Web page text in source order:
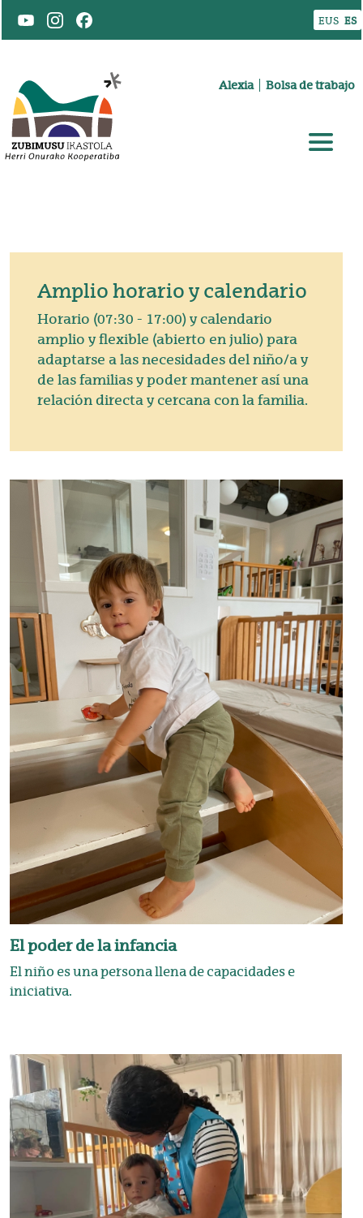
Pasar al contenido principal
EUS ES
Goiburuko menua Alexia Bolsa de trabajo
Amplio horario y calendario
Horario (07:30 - 17:00) y calendario
amplio y flexible (abierto en julio) para
adaptarse a las necesidades del niño/a y
de las familias y poder mantener así una
relación directa y cercana con la familia.
El poder de la infancia
El niño es una persona llena de capacidades e
iniciativa.